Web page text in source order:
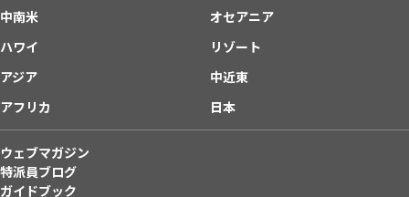
中南米
オセアニア
ハワイ
リゾート
アジア
中近東
アフリカ
日本
ウェブマガジン
特派員ブログ
ガイドブック